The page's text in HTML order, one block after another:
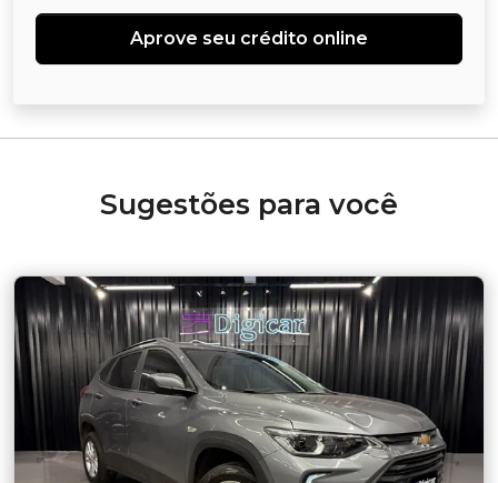
Aprove seu crédito online
Sugestões para você